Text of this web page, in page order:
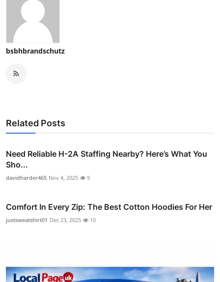
Support Number
bsbhbrandschutz
Related Posts
Need Reliable H-2A Staffing Nearby? Here’s What You
Sho...
davidharder465 Nov 4, 2025 9
Comfort In Every Zip: The Best Cotton Hoodies For Her
justsweatshirt01 Dec 23, 2025 10